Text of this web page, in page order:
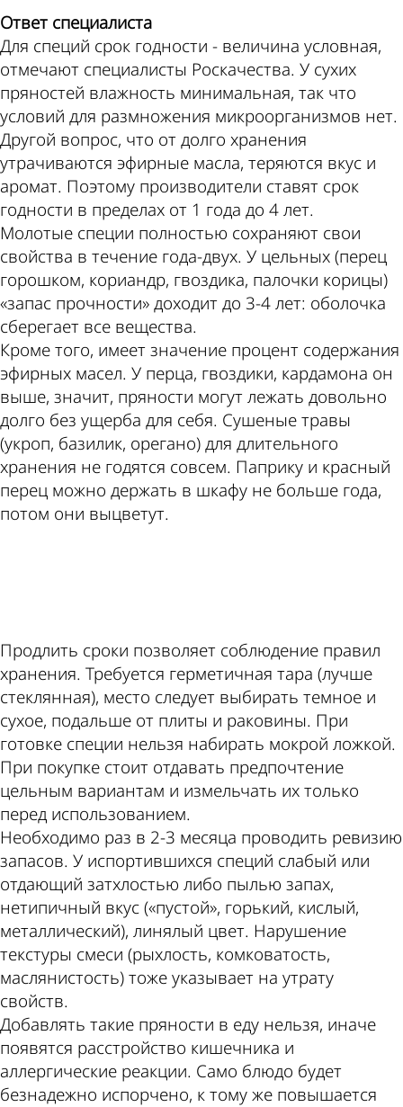
Ответ специалиста
Для специй срок годности - величина условная,
отмечают специалисты Роскачества. У сухих
пряностей влажность минимальная, так что
условий для размножения микроорганизмов нет.
Другой вопрос, что от долго хранения
утрачиваются эфирные масла, теряются вкус и
аромат. Поэтому производители ставят срок
годности в пределах от 1 года до 4 лет.
Молотые специи полностью сохраняют свои
свойства в течение года-двух. У цельных (перец
горошком, кориандр, гвоздика, палочки корицы)
«запас прочности» доходит до 3-4 лет: оболочка
сберегает все вещества.
Кроме того, имеет значение процент содержания
эфирных масел. У перца, гвоздики, кардамона он
выше, значит, пряности могут лежать довольно
долго без ущерба для себя. Сушеные травы
(укроп, базилик, орегано) для длительного
хранения не годятся совсем. Паприку и красный
перец можно держать в шкафу не больше года,
потом они выцветут.
Продлить сроки позволяет соблюдение правил
хранения. Требуется герметичная тара (лучше
стеклянная), место следует выбирать темное и
сухое, подальше от плиты и раковины. При
готовке специи нельзя набирать мокрой ложкой.
При покупке стоит отдавать предпочтение
цельным вариантам и измельчать их только
перед использованием.
Необходимо раз в 2-3 месяца проводить ревизию
запасов. У испортившихся специй слабый или
отдающий затхлостью либо пылью запах,
нетипичный вкус («пустой», горький, кислый,
металлический), линялый цвет. Нарушение
текстуры смеси (рыхлость, комковатость,
маслянистость) тоже указывает на утрату
свойств.
Добавлять такие пряности в еду нельзя, иначе
появятся расстройство кишечника и
аллергические реакции. Само блюдо будет
безнадежно испорчено, к тому же повышается